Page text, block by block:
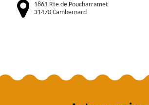
1861 Rte de Poucharramet
31470 Cambernard